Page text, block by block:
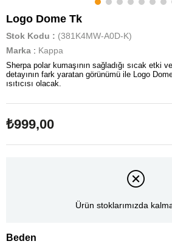
Logo Dome Tk
Stok Kodu
(381K4MW-A0D-K)
Marka : Kappa
Sherpa polar kumaşının sağladığı sıcak etki
detayının fark yaratan görünümü ile Logo
ısıtıcısı olacak.
₺999,00
Ürün stoklarımızda
Beden